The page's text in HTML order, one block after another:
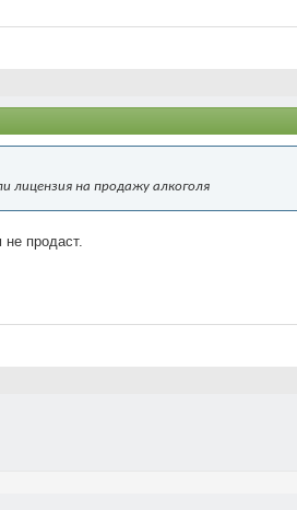
лицензия на продажу алкоголя
продаст.